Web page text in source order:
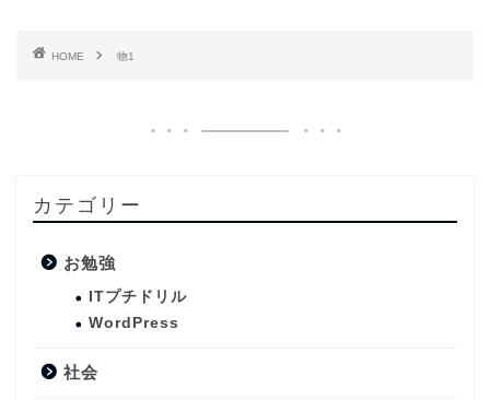
HOME 物1
カテゴリー
お勉強
ITプチドリル
WordPress
社会